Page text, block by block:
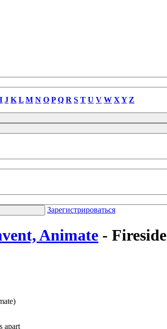
I J K L M N O P Q R S T U V W X Y Z
Зарегистрироваться
Animate - Fireside
apart